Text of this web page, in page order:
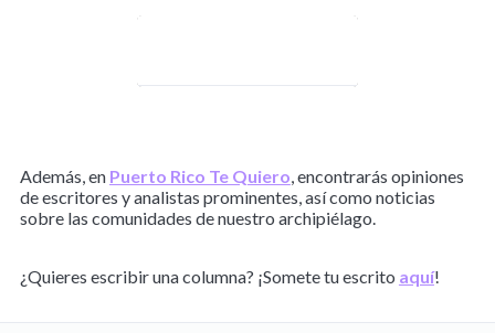
Además, en Puerto Rico Te Quiero, encontrarás opiniones
de escritores y analistas prominentes, así como noticias
sobre las comunidades de nuestro archipiélago.
¿Quieres escribir una columna? ¡Somete tu escrito aquí!